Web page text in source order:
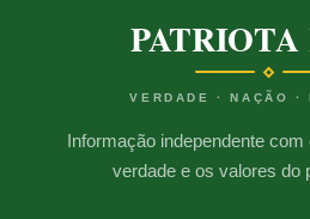
PATRIOTA
VERDADE · NAÇÃO ·
Informação independente
verdade e os valores do